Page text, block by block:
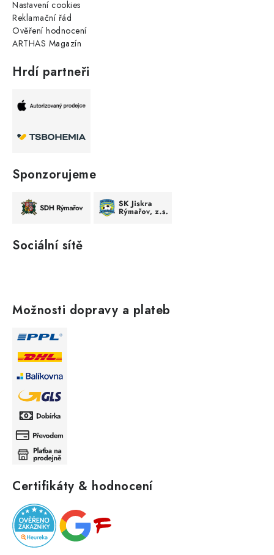
Nastavení cookies
Reklamační řád
Ověření hodnocení
ARTHAS Magazín
Hrdí partneři
Sponzorujeme
Sociální sítě
Možnosti dopravy a plateb
Certifikáty & hodnocení